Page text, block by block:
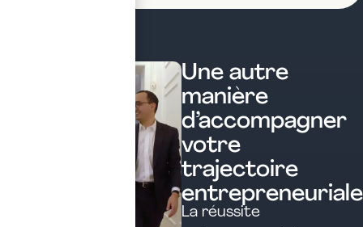
Une autre
manière
d’accompagner
votre
trajectoire
entrepreneuriale
La réussite